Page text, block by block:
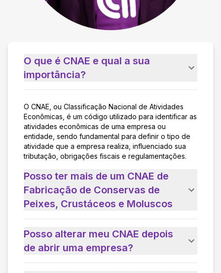
O que é CNAE e qual a sua
importância?
O CNAE, ou Classificação Nacional de Atividades
Econômicas, é um código utilizado para identificar as
atividades econômicas de uma empresa ou
entidade, sendo fundamental para definir o tipo de
atividade que a empresa realiza, influenciado sua
tributação, obrigações fiscais e regulamentações.
Posso ter mais de um CNAE de
Fabricação de Conservas de
Peixes, Crustáceos e Moluscos
Posso alterar meu CNAE depois
de abrir uma empresa?